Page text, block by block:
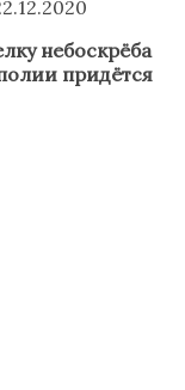
небоскрёба
придётся